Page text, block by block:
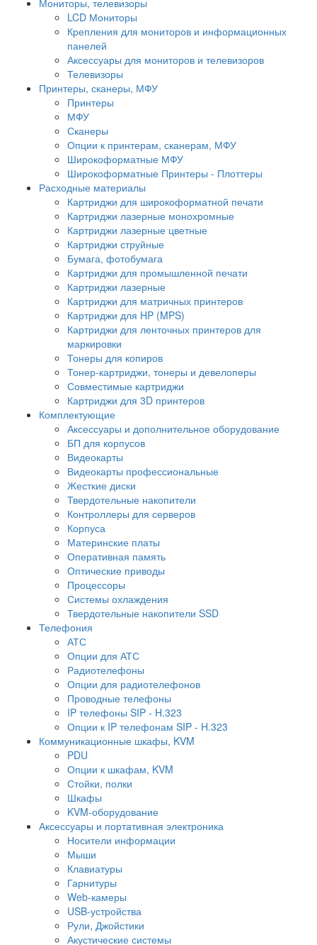
LCD Мониторы
Крепления для мониторов и информационных
панелей
Аксессуары для мониторов и телевизоров
Телевизоры
Принтеры, сканеры, МФУ
Принтеры
МФУ
Сканеры
Опции к принтерам, сканерам, МФУ
Широкоформатные МФУ
Широкоформатные Принтеры - Плоттеры
Расходные материалы
Картриджи для широкоформатной печати
Картриджи лазерные монохромные
Картриджи лазерные цветные
Картриджи струйные
Бумага, фотобумага
Картриджи для промышленной печати
Картриджи лазерные
Картриджи для матричных принтеров
Картриджи для HP (MPS)
Картриджи для ленточных принтеров для
маркировки
Тонеры для копиров
Тонер-картриджи, тонеры и девелоперы
Совместимые картриджи
Картриджи для 3D принтеров
Комплектующие
Аксессуары и дополнительное оборудование
БП для корпусов
Видеокарты
Видеокарты профессиональные
Жесткие диски
Твердотельные накопители
Контроллеры для серверов
Корпуса
Материнские платы
Оперативная память
Оптические приводы
Процессоры
Системы охлаждения
Твердотельные накопители SSD
Телефония
АТС
Опции для АТС
Радиотелефоны
Опции для радиотелефонов
Проводные телефоны
IP телефоны SIP - H.323
Опции к IP телефонам SIP - H.323
Коммуникационные шкафы, KVM
PDU
Опции к шкафам, KVM
Стойки, полки
Шкафы
KVM-оборудование
Аксессуары и портативная электроника
Носители информации
Мыши
Клавиатуры
Гарнитуры
Web-камеры
USB-устройства
Рули, Джойстики
Акустические системы